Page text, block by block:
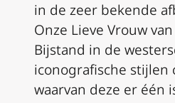
in de zeer bekende
Onze Lieve Vrouw
Bijstand in de
iconografische stijlen
waarvan deze er één